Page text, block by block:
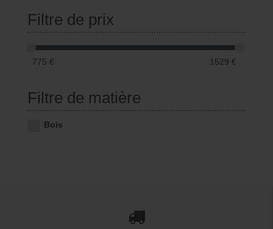
Filtre de prix
775 € 1529 €
Filtre de matière
Bois